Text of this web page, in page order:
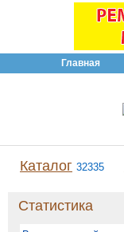
Главная
Каталог 32335
Статистика